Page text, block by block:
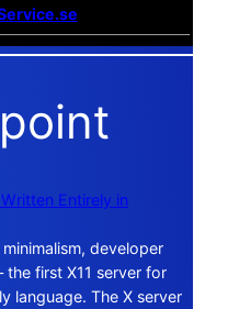
Entirely in
developer
first X11 server for
language. The X server